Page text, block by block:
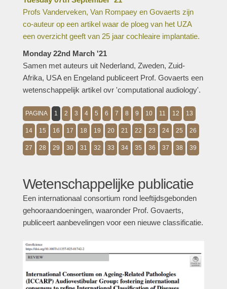
Profs Vanderveken, Van Rompaey en Govaerts zijn
co-auteur op een artikel waar de ploeg van het UZA
een overzicht geeft van 25 jaar cochleaire implantatie.
Monday 22nd March '21
Samen met auteurs uit Nederland, Zweden, Zuid-
Afrika, USA en Engeland publiceert Prof. Govaerts een
wetenschappelijk artikel ovr 'computational audiology'.
PAGINA 1 2 3 4 5 6 7 8 9 10 11 12 13
14 15 16 17 18 19 20 21 22 23 24 25 26
27 28 29 30 31 32 33 34 35 36 37 38 39
Wetenschappelijke publicatie
Een internationaal consortium rond leeftijdsgebonden
gehooraandoeningen, waaronder Prof. Govaerts,
publiceert aanbevelingen voor een nieuwe classificatie.